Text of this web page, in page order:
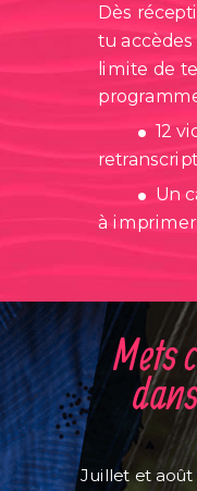
Mets
Dès
tu
limite de
. 12
. Un
à imprimer
Juillet et